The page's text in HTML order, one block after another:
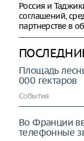
Россия и
соглашений,
партнерстве в
Площадь
000 гектаров
События
Во Франции
телефонные